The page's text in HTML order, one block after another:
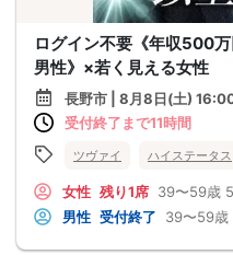
ログイン不要《年収500
男性》×若く見える女性
長野市 | 8月8日(土)
受付終了まで11時間
ツヴァイ ハイステータス
女性 残り1席 39〜59歳
男性 受付終了 39〜59歳